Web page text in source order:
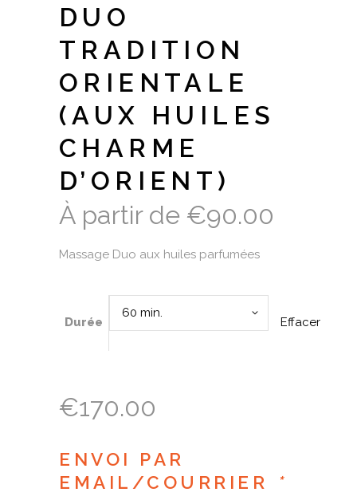
DUO
TRADITION
ORIENTALE
(AUX HUILES
CHARME
D’ORIENT)
À partir de €90.00
Massage Duo aux huiles parfumées
Durée
60 min.
Effacer
€170.00
ENVOI PAR
EMAIL/COURRIER
*